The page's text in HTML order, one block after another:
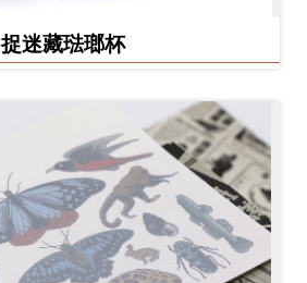
捉迷藏琺瑯杯